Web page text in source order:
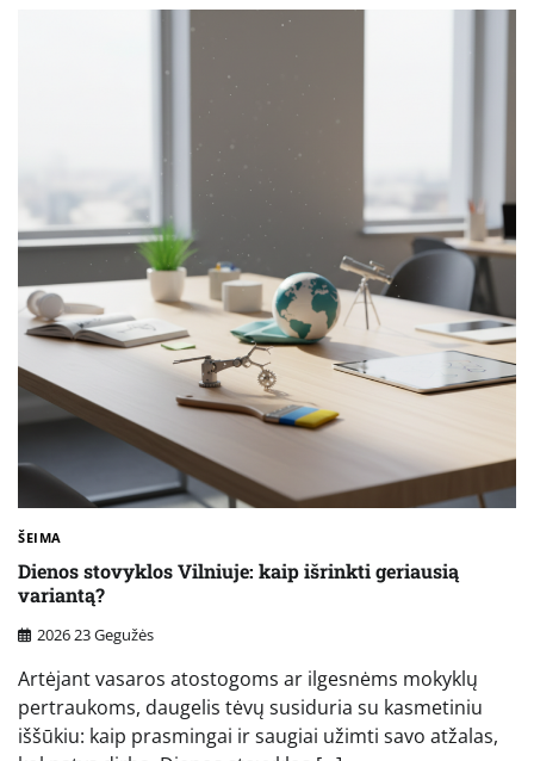
ŠEIMA
Dienos stovyklos Vilniuje: kaip išrinkti geriausią
variantą?
2026 23 Gegužės
Artėjant vasaros atostogoms ar ilgesnėms mokyklų
pertraukoms, daugelis tėvų susiduria su kasmetiniu
iššūkiu: kaip prasmingai ir saugiai užimti savo atžalas,